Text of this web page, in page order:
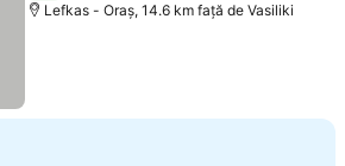
Lefkas - Oraș, 14.6 km faţă de Vasiliki